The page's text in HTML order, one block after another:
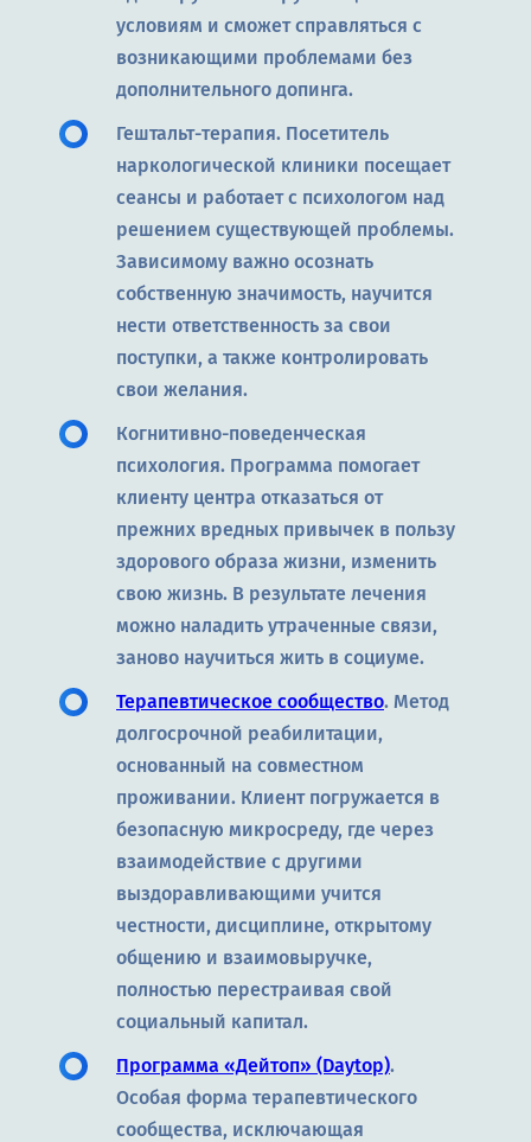
условиям и сможет справляться с
возникающими проблемами без
дополнительного допинга.
Гештальт-терапия. Посетитель
наркологической клиники посещает
сеансы и работает с психологом над
решением существующей проблемы.
Зависимому важно осознать
собственную значимость, научится
нести ответственность за свои
поступки, а также контролировать
свои желания.
Когнитивно-поведенческая
психология. Программа помогает
клиенту центра отказаться от
прежних вредных привычек в пользу
здорового образа жизни, изменить
свою жизнь. В результате лечения
можно наладить утраченные связи,
заново научиться жить в социуме.
Терапевтическое сообщество. Метод
долгосрочной реабилитации,
основанный на совместном
проживании. Клиент погружается в
безопасную микросреду, где через
взаимодействие с другими
выздоравливающими учится
честности, дисциплине, открытому
общению и взаимовыручке,
полностью перестраивая свой
социальный капитал.
Программа «Дейтоп» (Daytop).
Особая форма терапевтического
сообщества, исключающая